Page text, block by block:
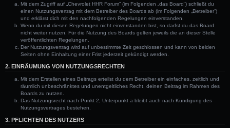
Mit dem Zugriff auf „Chevrolet HHR Forum“ (im Folgenden „das Board“) schließt du
einen Nutzungsvertrag mit dem Betreiber des Boards ab (im Folgenden „Betreiber“)
und erklärst dich mit den nachfolgenden Regelungen einverstanden.
Wenn du mit diesen Regelungen nicht einverstanden bist, so darfst du das Board
nicht weiter nutzen. Für die Nutzung des Boards gelten jeweils die an dieser Stelle
veröffentlichten Regelungen.
Der Nutzungsvertrag wird auf unbestimmte Zeit geschlossen und kann von beiden
Seiten ohne Einhaltung einer Frist jederzeit gekündigt werden.
2. EINRÄUMUNG VON NUTZUNGSRECHTEN
Mit dem Erstellen eines Beitrags erteilst du dem Betreiber ein einfaches, zeitlich und
räumlich unbeschränktes und unentgeltliches Recht, deinen Beitrag im Rahmen des
Boards zu nutzen.
Das Nutzungsrecht nach Punkt 2, Unterpunkt a bleibt auch nach Kündigung des
Nutzungsvertrages bestehen.
3. PFLICHTEN DES NUTZERS